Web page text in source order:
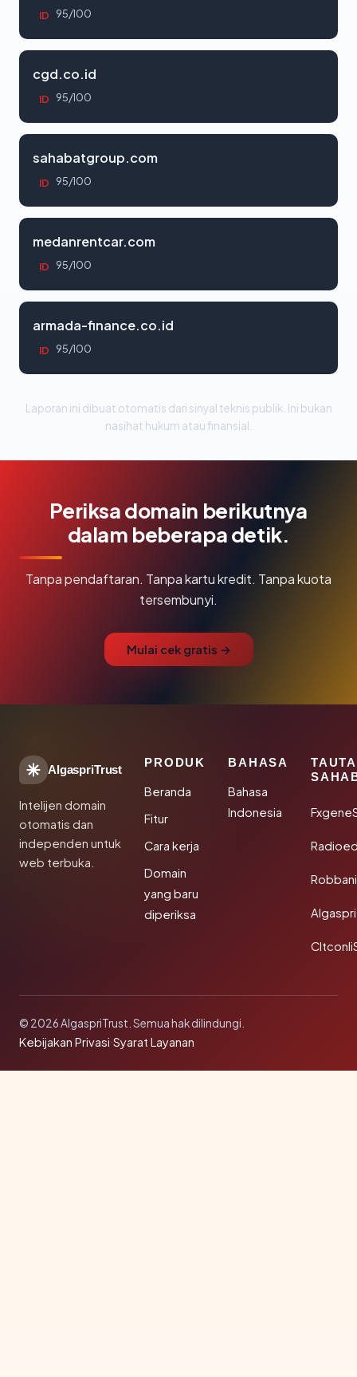
ID 95/100
cgd.co.id
ID 95/100
sahabatgroup.com
ID 95/100
medanrentcar.com
ID 95/100
armada-finance.co.id
ID 95/100
Laporan ini dibuat otomatis dari sinyal teknis publik. Ini bukan
nasihat hukum atau finansial.
Periksa domain berikutnya
dalam beberapa detik.
Tanpa pendaftaran. Tanpa kartu kredit. Tanpa kuota
tersembunyi.
Mulai cek gratis →
AlgaspriTrust
Intelijen domain
otomatis dan
independen untuk
web terbuka.
PRODUK
Beranda
Fitur
Cara kerja
Domain
yang baru
diperiksa
BAHASA
Bahasa
Indonesia
© 2026 AlgaspriTrust. Semua hak dilindungi.
Kebijakan Privasi·Syarat Layanan